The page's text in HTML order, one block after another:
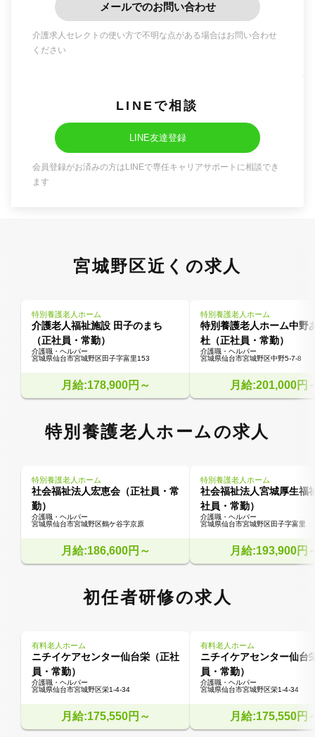
メールでのお問い合わせ
介護求人セレクトの使い方で不明な点がある場合はお問い合わせ
ください
LINEで相談
LINE友達登録
会員登録がお済みの方はLINEで専任キャリアサポートに相談でき
ます
宮城野区近くの求人
特別養護老人ホーム
介護老人福祉施設 田子のまち
（正社員・常勤）
介護職・ヘルパー
宮城県仙台市宮城野区田子字富里153
月給:178,900円～
特別養護老人ホーム
特別養護老人ホーム中野
杜（正社員・常勤）
介護職・ヘルパー
宮城県仙台市宮城野区中野5-7-8
月給:201,000円
特別養護老人ホームの求人
特別養護老人ホーム
社会福祉法人宏恵会（正社員・常
勤）
介護職・ヘルパー
宮城県仙台市宮城野区鶴ケ谷字京原
月給:186,600円～
特別養護老人ホーム
社会福祉法人宮城厚生福
社員・常勤）
介護職・ヘルパー
宮城県仙台市宮城野区田子字富里
月給:193,900円
初任者研修の求人
有料老人ホーム
ニチイケアセンター仙台栄（正社
員・常勤）
介護職・ヘルパー
宮城県仙台市宮城野区栄1-4-34
月給:175,550円～
有料老人ホーム
ニチイケアセンター仙台
員・常勤）
介護職・ヘルパー
宮城県仙台市宮城野区栄1-4-34
月給:175,550円